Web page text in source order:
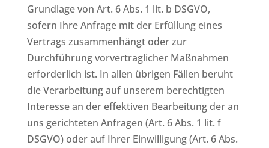
Grundlage von Art. 6 Abs. 1 lit. b DSGVO,
sofern Ihre Anfrage mit der Erfüllung eines
Vertrags zusammenhängt oder zur
Durchführung vorvertraglicher Maßnahmen
erforderlich ist. In allen übrigen Fällen beruht
die Verarbeitung auf unserem berechtigten
Interesse an der effektiven Bearbeitung der an
uns gerichteten Anfragen (Art. 6 Abs. 1 lit. f
DSGVO) oder auf Ihrer Einwilligung (Art. 6 Abs.